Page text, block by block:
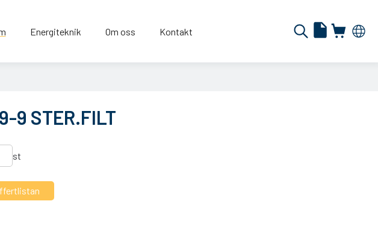
Energiteknik Om oss Kontakt
9 STER.FILT
st